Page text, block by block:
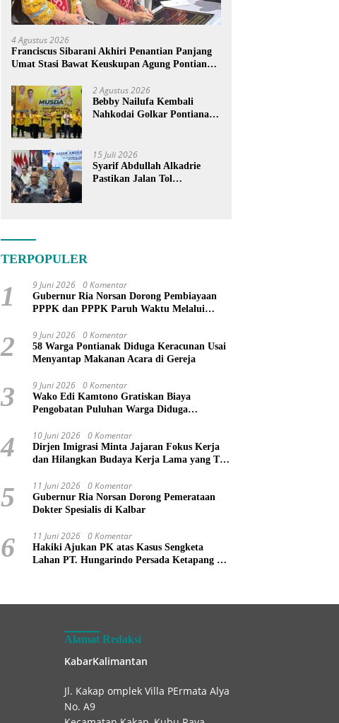
4 Agustus 2026
Franciscus Sibarani Akhiri Penantian Panjang
Umat Stasi Bawat Keuskupan Agung Pontianak,
2 Agustus 2026
Bebby Nailufa Kembali
Nahkodai Golkar Pontianak,
15 Juli 2026
Syarif Abdullah Alkadrie
Pastikan Jalan Tol
TERPOPULER
1 9 Juni 2026 0 Komentar
Gubernur Ria Norsan Dorong Pembiayaan
PPPK dan PPPK Paruh Waktu Melalui
2 9 Juni 2026 0 Komentar
58 Warga Pontianak Diduga Keracunan Usai
Menyantap Makanan Acara di Gereja
3 9 Juni 2026 0 Komentar
Wako Edi Kamtono Gratiskan Biaya
Pengobatan Puluhan Warga Diduga
4 10 Juni 2026 0 Komentar
Dirjen Imigrasi Minta Jajaran Fokus Kerja
dan Hilangkan Budaya Kerja Lama yang Tak
5 11 Juni 2026 0 Komentar
Gubernur Ria Norsan Dorong Pemerataan
Dokter Spesialis di Kalbar
6 11 Juni 2026 0 Komentar
Hakiki Ajukan PK atas Kasus Sengketa
Lahan PT. Hungarindo Persada Ketapang ke
Alamat Redaksi
KabarKalimantan
Jl. Kakap omplek Villa PErmata Alya
No. A9